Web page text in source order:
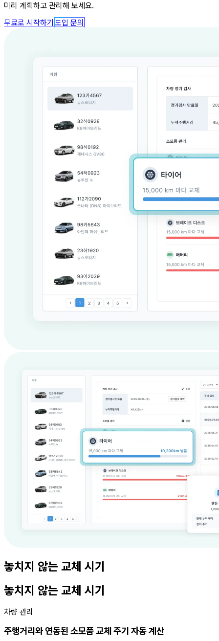
미리 계획하고 관리해 보세요.
무료로 시작하기 도입 문의
놓치지 않는 교체 시기
놓치지 않는 교체 시기
차량 관리
주행거리와 연동된 소모품 교체 주기 자동 계산